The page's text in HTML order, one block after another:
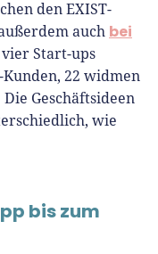
den EXIST-
auch bei
Start-ups
22 widmen
Geschäftsideen
wie
bis zum